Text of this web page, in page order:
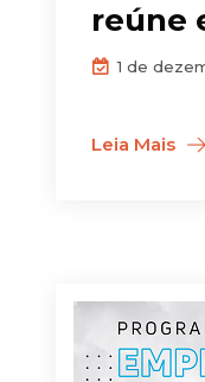
reúne
1 de
Leia Mais